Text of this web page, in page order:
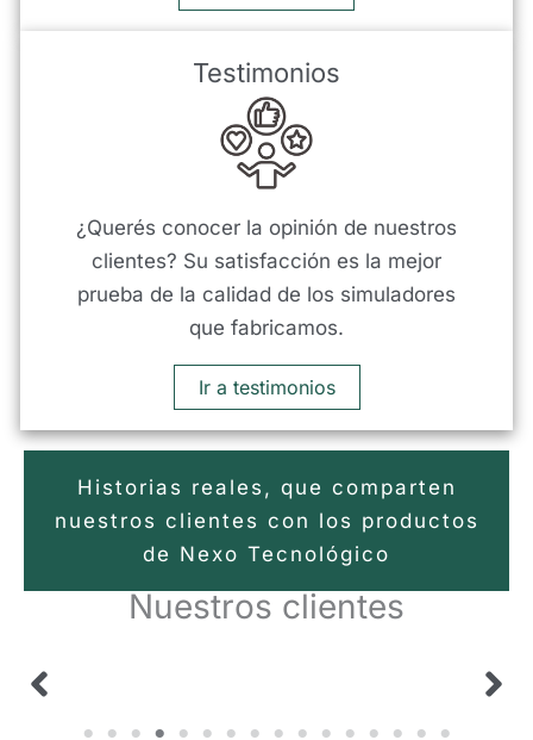
Testimonios
¿Querés conocer la opinión de nuestros
clientes? Su satisfacción es la mejor
prueba de la calidad de los simuladores
que fabricamos.
Ir a testimonios
Historias reales, que comparten
nuestros clientes con los productos
de Nexo Tecnológico
Nuestros clientes